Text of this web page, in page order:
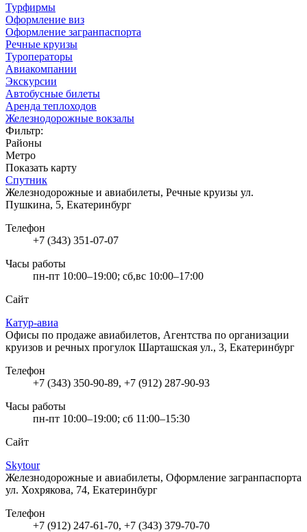
Турфирмы
Оформление виз
Оформление загранпаспорта
Речные круизы
Туроператоры
Авиакомпании
Экскурсии
Автобусные билеты
Аренда теплоходов
Железнодорожные вокзалы
Фильтр:
Районы
Метро
Показать карту
Спутник
Железнодорожные и авиабилеты, Речные круизы ул.
Пушкина, 5, Екатеринбург
Телефон
+7 (343) 351-07-07
Часы работы
пн-пт 10:00–19:00; сб,вс 10:00–17:00
Сайт
Катур-авиа
Офисы по продаже авиабилетов, Агентства по организации
круизов и речных прогулок Шарташская ул., 3, Екатеринбург
Телефон
+7 (343) 350-90-89, +7 (912) 287-90-93
Часы работы
пн-пт 10:00–19:00; сб 11:00–15:30
Сайт
Skytour
Железнодорожные и авиабилеты, Оформление загранпаспорта
ул. Хохрякова, 74, Екатеринбург
Телефон
+7 (912) 247-61-70, +7 (343) 379-70-70